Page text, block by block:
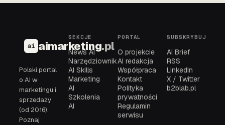
ai aimarketing.pl
Polski portal
o AI w
marketingu i
sprzedaży
(od 2016).
Poznaj
SEKCJE
News AI
Narzędziownik
AI Skills
Marketing
AI
Szkolenia
AI
PORTAL
O projekcie
AI redakcja
Współpraca
Kontakt
Polityka
prywatności
Regulamin
serwisu
SUBSKRYBUJ
AI Brief
RSS
LinkedIn
X / Twitter
b2blab.pl